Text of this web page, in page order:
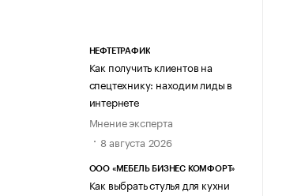
НЕФТЕТРАФИК
Как получить клиентов на
спецтехнику: находим лиды в
интернете
Мнение эксперта
8 августа 2026
ООО «МЕБЕЛЬ БИЗНЕС КОМФОРТ»
Как выбрать стулья для кухни